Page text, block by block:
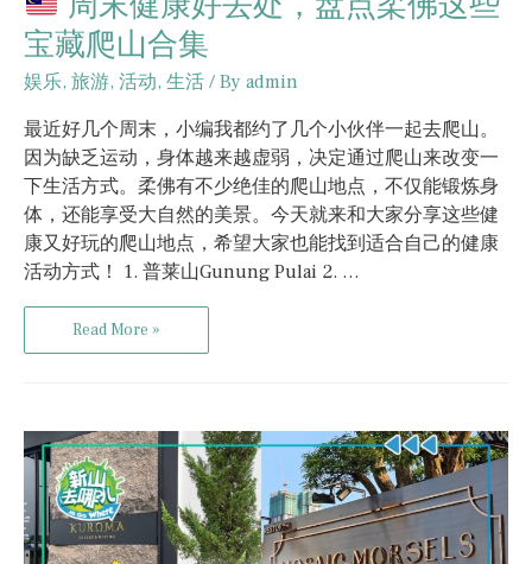
宝藏爬山合集
娱乐, 旅游, 活动, 生活 / By admin
最近好几个周末，小编我都约了几个小伙伴一起去爬山。
因为缺乏运动，身体越来越虚弱，决定通过爬山来改变一
下生活方式。柔佛有不少绝佳的爬山地点，不仅能锻炼身
体，还能享受大自然的美景。今天就来和大家分享这些健
康又好玩的爬山地点，希望大家也能找到适合自己的健康
活动方式！ 1. 普莱山Gunung Pulai 2. …
Read More »